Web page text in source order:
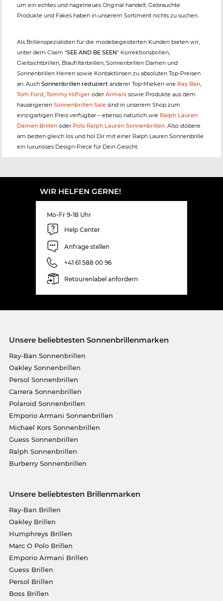
um ein echtes und nagelneues Original handelt. Gebrauchte
Produkte und Fakes haben in unserem Sortiment nichts zu suchen.
Als Brillenspezialisten für die modebegeisterten Kunden bieten wir,
unter dem Claim "SEE AND BE SEEN" Korrektionsbrillen,
Gleitsichtbrillen, Blaufilterbrillen, Sonnenbrillen Damen und
Sonnenbrillen Herren sowie Kontaktlinsen zu absoluten Top-Preisen
an. Auch Sonnenbrillen reduziert anderer Top-Marken wie Ray Ban,
Tom Ford, Tommy Hilfiger oder Armani sowie Produkte aus dem
hauseigenen Sonnenbrillen Sale sind in unserem Shop zum
einzigartigen Preis verfügbar – ebenso natürlich wie Ralph Lauren
Damen Brillen oder Polo Ralph Lauren Sonnenbrillen. Also stöbere
am besten gleich los und hol Dir mit einer Ralph Lauren Sonnenbrille
ein luxuriöses Design-Piece für Dein Gesicht.
WIR HELFEN GERNE!
Mo-Fr 9-18 Uhr
Help Center
Anfrage stellen
+41 61 588 00 96
Retourenlabel anfordern
Unsere beliebtesten Sonnenbrillenmarken
Ray-Ban Sonnenbrillen
Oakley Sonnenbrillen
Persol Sonnenbrillen
Carrera Sonnenbrillen
Polaroid Sonnenbrillen
Emporio Armani Sonnenbrillen
Michael Kors Sonnenbrillen
Guess Sonnenbrillen
Ralph Sonnenbrillen
Burberry Sonnenbrillen
Unsere beliebtesten Brillenmarken
Ray-Ban Brillen
Oakley Brillen
Humphreys Brillen
Marc O Polo Brillen
Emporio Armani Brillen
Guess Brillen
Persol Brillen
Boss Brillen